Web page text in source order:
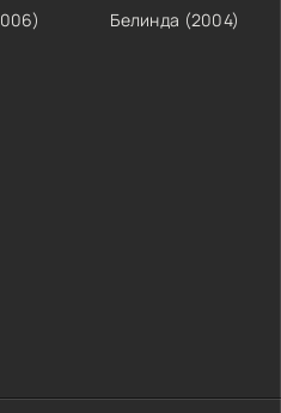
Белинда (2004)